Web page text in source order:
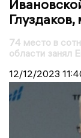
74 место в
области занял
12/12/2023